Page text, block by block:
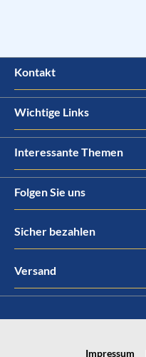
Kontakt
Wichtige Links
Interessante Themen
Folgen Sie uns
Sicher bezahlen
Versand
Impressum